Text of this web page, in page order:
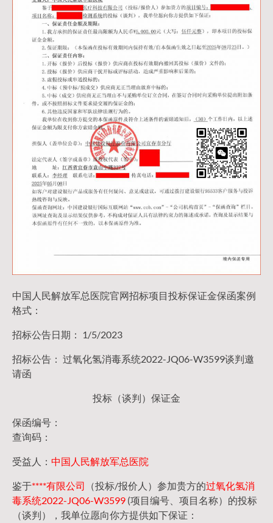
中国人民解放军总医院官网招标项目投标保证金保函案例
格式：
招标公告日期： 1/5/2023
招标公告： 过氧化氢消毒系统2022-JQ06-W3599谈判邀
请函
投标（谈判）保证金
保函编号：
查询码：
受益人： 中国人民解放军总医院
鉴于****有限公司 （投标/报价人）参加贵方的过氧化氢消
毒系统2022-JQ06-W3599 (项目编号、项目名称）的投标
（谈判），我单位愿向你方提供如下保证：